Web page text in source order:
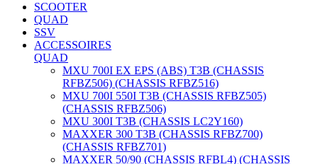
SCOOTER
QUAD
SSV
ACCESSOIRES
QUAD
MXU 700I EX EPS (ABS) T3B (CHASSIS
RFBZ506) (CHASSIS RFBZ516)
MXU 700I 550I T3B (CHASSIS RFBZ505)
(CHASSIS RFBZ506)
MXU 300I T3B (CHASSIS LC2Y160)
MAXXER 300 T3B (CHASSIS RFBZ700)
(CHASSIS RFBZ701)
MAXXER 50/90 (CHASSIS RFBL4) (CHASSIS